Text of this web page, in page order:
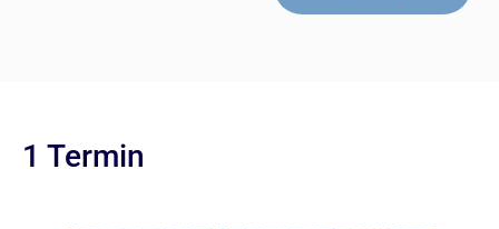
1 Termin